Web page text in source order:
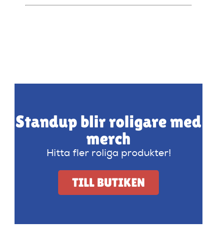
Standup blir roligare med
merch
Hitta fler roliga produkter!
TILL BUTIKEN